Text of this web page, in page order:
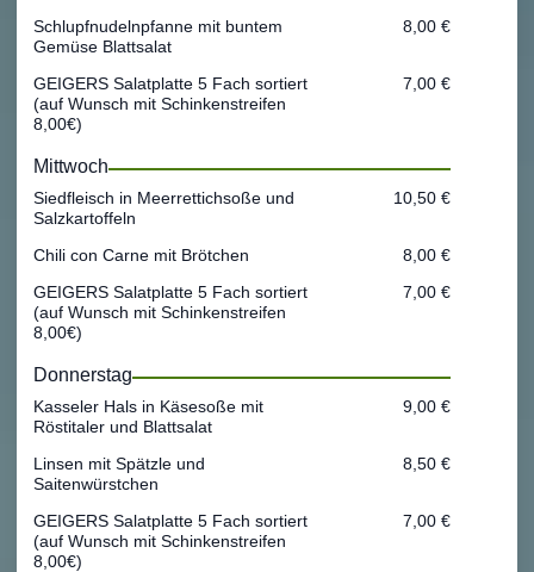
Schlupfnudelnpfanne mit buntem
Gemüse Blattsalat
8,00 €
GEIGERS Salatplatte 5 Fach sortiert
(auf Wunsch mit Schinkenstreifen
8,00€)
7,00 €
Mittwoch
Siedfleisch in Meerrettichsoße und
Salzkartoffeln
10,50 €
Chili con Carne mit Brötchen
8,00 €
GEIGERS Salatplatte 5 Fach sortiert
(auf Wunsch mit Schinkenstreifen
8,00€)
7,00 €
Donnerstag
Kasseler Hals in Käsesoße mit
Röstitaler und Blattsalat
9,00 €
Linsen mit Spätzle und
Saitenwürstchen
8,50 €
GEIGERS Salatplatte 5 Fach sortiert
(auf Wunsch mit Schinkenstreifen
8,00€)
7,00 €